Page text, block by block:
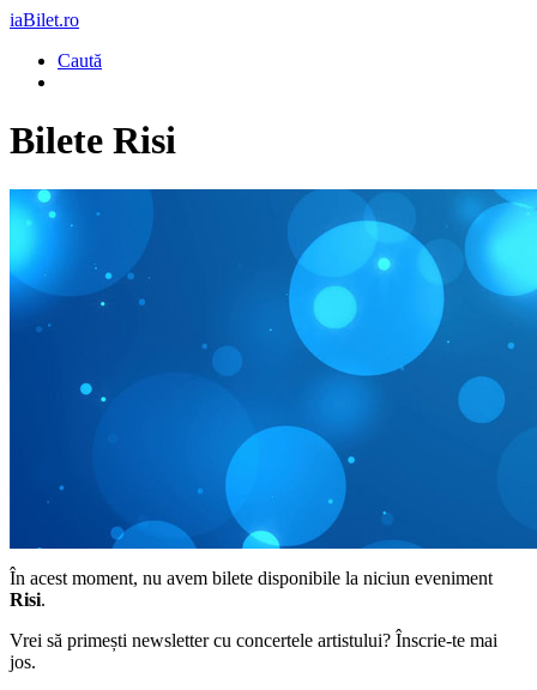
iaBilet.ro
Caută
Bilete Risi
În acest moment, nu avem bilete disponibile la niciun eveniment
Risi.
Vrei să primești newsletter cu concertele artistului? Înscrie-te mai
jos.